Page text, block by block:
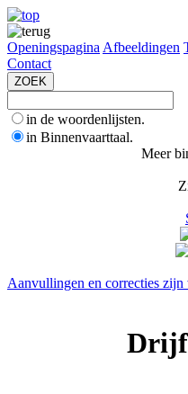
Openingspagina Afbeeldingen
Contact
in de woordenlijsten.
in Binnenvaarttaal.
Meer
Aanvullingen en correcties